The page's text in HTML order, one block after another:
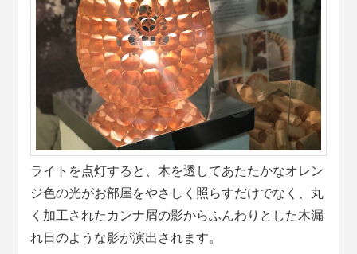
ライトを点灯すると、木を透してあたたかなオレン
ジ色の光がお部屋をやさしく照らすだけでなく、丸
く加工されたカンナ屑の影からふんわりとした木漏
れ日のような影が演出されます。